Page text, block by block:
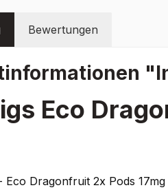
Bewertungen
Eco
Eco Dragonfruit 2x Pods